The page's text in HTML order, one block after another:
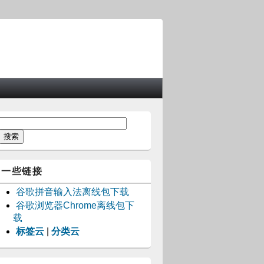
一些链接
谷歌拼音输入法离线包下载
谷歌浏览器Chrome离线包下
载
标签云
分类云